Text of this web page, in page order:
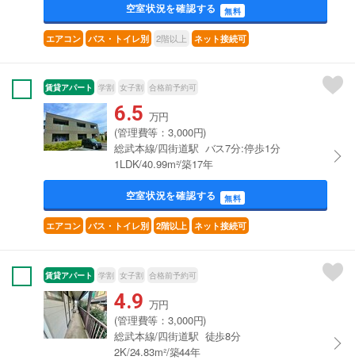
空室状況を確認する 無料
エアコン バス・トイレ別 2階以上 ネット接続可
賃貸アパート 学割 女子割 合格前予約可
6.5 万円
(管理費等：3,000円)
総武本線/四街道駅 バス7分:停歩1分
1LDK/40.99m²/築17年
空室状況を確認する 無料
エアコン バス・トイレ別 2階以上 ネット接続可
賃貸アパート 学割 女子割 合格前予約可
4.9 万円
(管理費等：3,000円)
総武本線/四街道駅 徒歩8分
2K/24.83m²/築44年